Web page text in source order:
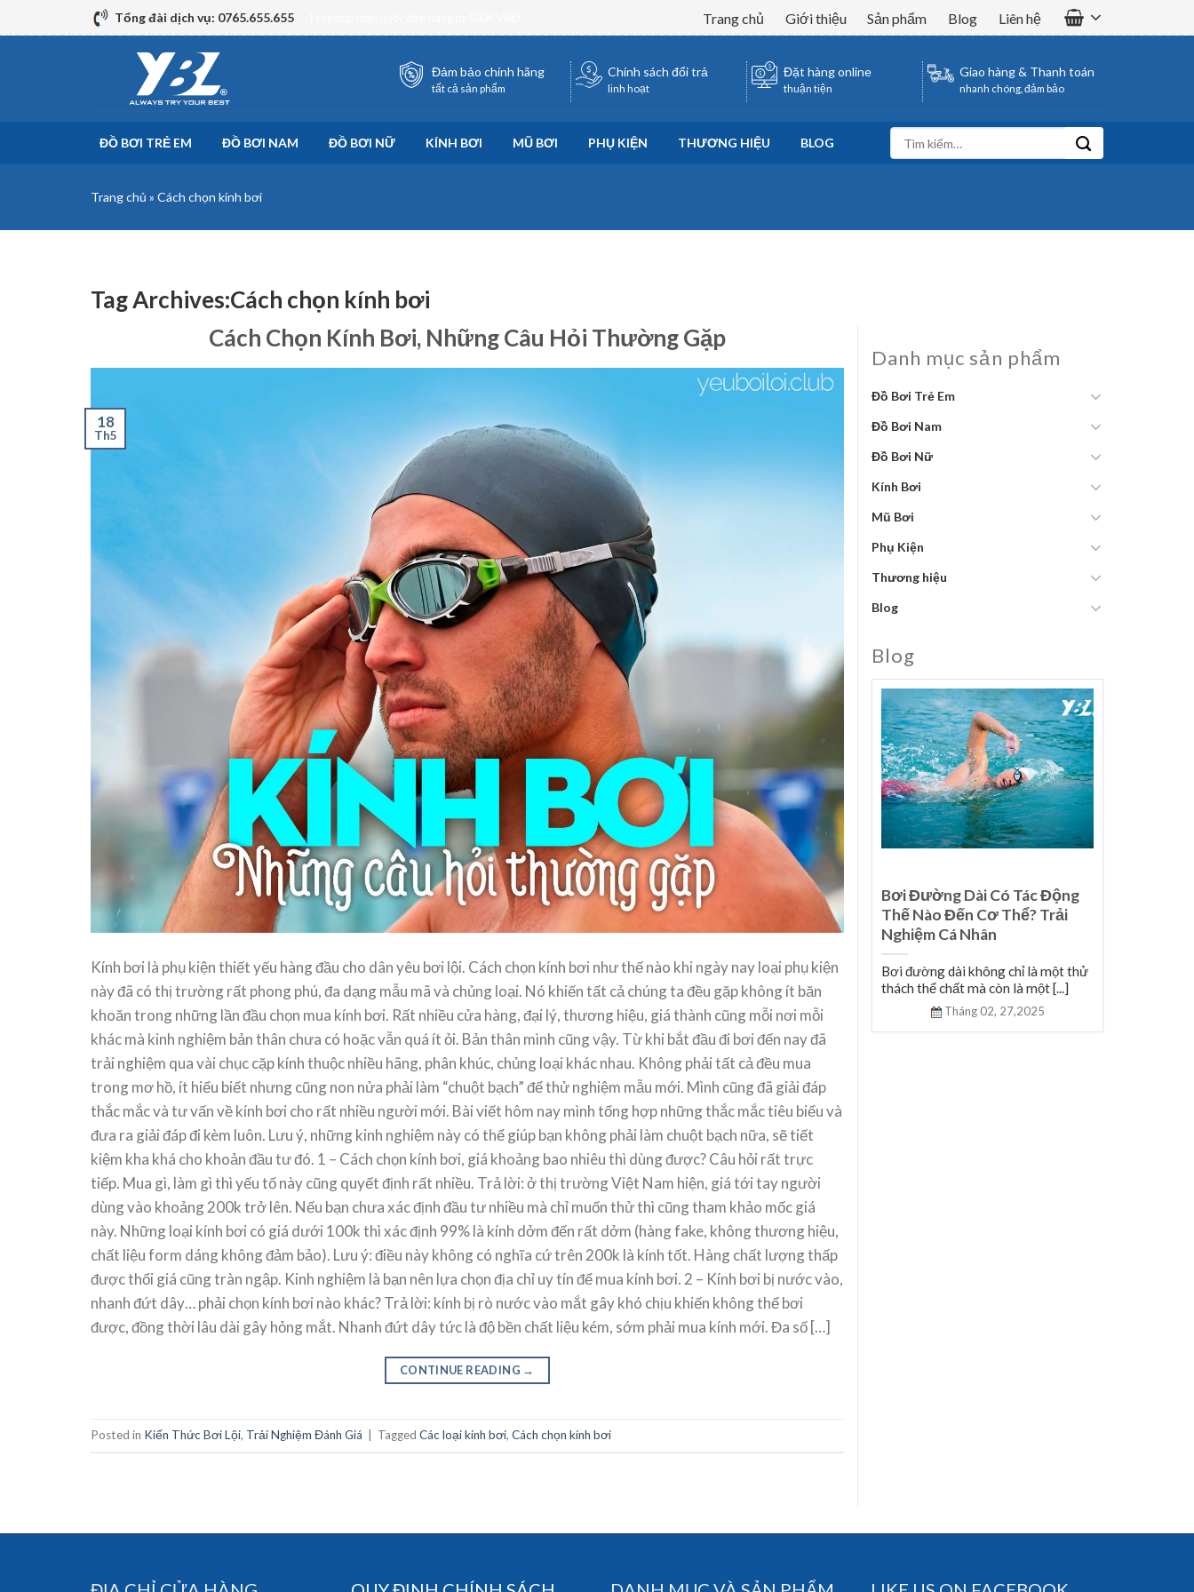
to
Tổng đài dịch vụ: 0765.655.655 Trang chủ Giới thiệu Sản phẩm Blog Liên hệ
Đảm bảo chính hãng
tất cả sản phẩm
Chính sách đổi trả
linh hoạt
Đặt hàng online
thuận tiện
Giao hàng & Thanh toán
nhanh chóng, đảm bảo
ĐỒ BƠI TRẺ EM ĐỒ BƠI NAM ĐỒ BƠI NỮ KÍNH BƠI MŨ BƠI PHỤ KIỆN THƯƠNG HIỆU BLOG
kiếm:
Trang chủ » Cách chọn kính bơi
Tag Archives:Cách chọn kính bơi
Cách Chọn Kính Bơi, Những Câu Hỏi Thường Gặp
18
Th5
Kính bơi là phụ kiện thiết yếu hàng đầu cho dân yêu bơi lội. Cách chọn kính bơi như thế nào khi ngày nay loại phụ kiện
này đã có thị trường rất phong phú, đa dạng mẫu mã và chủng loại. Nó khiến tất cả chúng ta đều gặp không ít băn
khoăn trong những lần đầu chọn mua kính bơi. Rất nhiều cửa hàng, đại lý, thương hiệu, giá thành cũng mỗi nơi mỗi
khác mà kinh nghiệm bản thân chưa có hoặc vẫn quá ít ỏi. Bản thân mình cũng vậy. Từ khi bắt đầu đi bơi đến nay đã
trải nghiệm qua vài chục cặp kính thuộc nhiều hãng, phân khúc, chủng loại khác nhau. Không phải tất cả đều mua
trong mơ hồ, ít hiểu biết nhưng cũng non nửa phải làm “chuột bạch” để thử nghiệm mẫu mới. Mình cũng đã giải đáp
thắc mắc và tư vấn về kính bơi cho rất nhiều người mới. Bài viết hôm nay mình tổng hợp những thắc mắc tiêu biểu và
đưa ra giải đáp đi kèm luôn. Lưu ý, những kinh nghiệm này có thể giúp bạn không phải làm chuột bạch nữa, sẽ tiết
kiệm kha khá cho khoản đầu tư đó. 1 – Cách chọn kính bơi, giá khoảng bao nhiêu thì dùng được? Câu hỏi rất trực
tiếp. Mua gì, làm gì thì yếu tố này cũng quyết định rất nhiều. Trả lời: ở thị trường Việt Nam hiện, giá tới tay người
dùng vào khoảng 200k trở lên. Nếu bạn chưa xác định đầu tư nhiều mà chỉ muốn thử thì cũng tham khảo mốc giá
này. Những loại kính bơi có giá dưới 100k thì xác định 99% là kính dởm đến rất dởm (hàng fake, không thương hiệu,
chất liệu form dáng không đảm bảo). Lưu ý: điều này không có nghĩa cứ trên 200k là kính tốt. Hàng chất lượng thấp
được thổi giá cũng tràn ngập. Kinh nghiệm là bạn nên lựa chọn địa chỉ uy tín để mua kính bơi. 2 – Kính bơi bị nước vào,
nhanh đứt dây… phải chọn kính bơi nào khác? Trả lời: kính bị rò nước vào mắt gây khó chịu khiến không thể bơi
được, đồng thời lâu dài gây hỏng mắt. Nhanh đứt dây tức là độ bền chất liệu kém, sớm phải mua kính mới. Đa số […]
CONTINUE READING →
Posted in Kiến Thức Bơi Lội, Trải Nghiệm Đánh Giá | Tagged Các loại kính bơi, Cách chọn kính bơi
Danh mục sản phẩm
Đồ Bơi Trẻ Em
Đồ Bơi Nam
Đồ Bơi Nữ
Kính Bơi
Mũ Bơi
Phụ Kiện
Thương hiệu
Blog
Blog
Bơi Đường Dài Có Tác Động
Thế Nào Đến Cơ Thể? Trải
Nghiệm Cá Nhân
Bơi đường dài không chỉ là một thử
thách thể chất mà còn là một [...]
Tháng 02, 27,2025
Bơi Biển Và Bơi Trong Bể Bơi
Có Gì Khác Nhau?
Xin chào các bạn. Bơi biển có gì khác
với bơi trong bể bơi là [...]
Tháng 11, 09,2022
Thử Thách Bơi 45Km Trong 1
Tháng Swim Star Challenge
45Km Swim Star Swim Star
Challenge là [...]
Tháng 10, 25,2022
Top Kỷ Lục Bơi Lội Thế Giới
2022, Những Siêu Phẩm Của
Năm
2022 là một năm sôi nổi với hàng
loạt kỷ lục bơi lội thế giới [...]
Tháng 09, 02,2022